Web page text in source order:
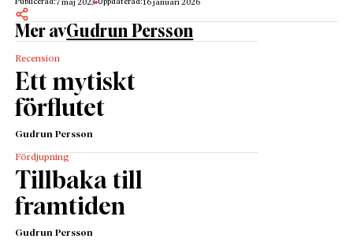
Publicerad:7 maj 2023 Uppdaterad:16 januari 2026
Mer avGudrun Persson
Recension
Ett mytiskt
förflutet
Gudrun Persson
Fördjupning
Tillbaka till
framtiden
Gudrun Persson